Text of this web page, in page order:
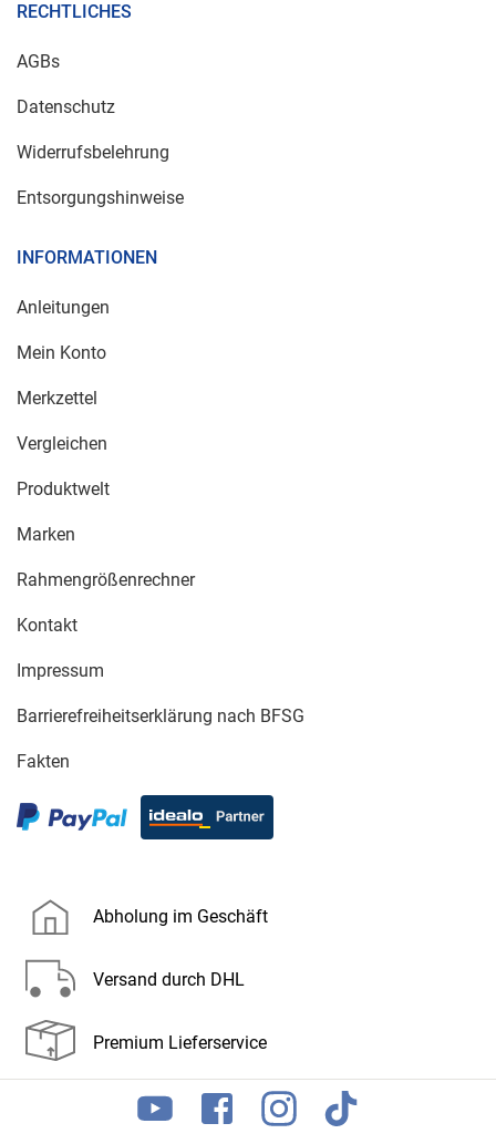
RECHTLICHES
AGBs
Datenschutz
Widerrufsbelehrung
Entsorgungshinweise
INFORMATIONEN
Anleitungen
Mein Konto
Merkzettel
Vergleichen
Produktwelt
Marken
Rahmengrößenrechner
Kontakt
Impressum
Barrierefreiheitserklärung nach BFSG
Fakten
Abholung im Geschäft
Versand durch DHL
Premium Lieferservice